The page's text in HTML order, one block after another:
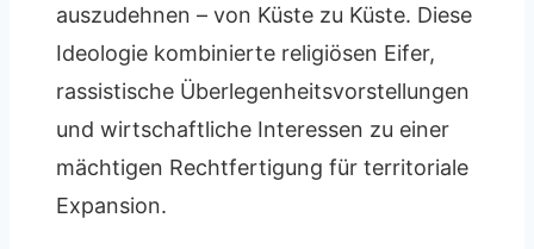
auszudehnen – von Küste zu Küste. Diese
Ideologie kombinierte religiösen Eifer,
rassistische Überlegenheitsvorstellungen
und wirtschaftliche Interessen zu einer
mächtigen Rechtfertigung für territoriale
Expansion.